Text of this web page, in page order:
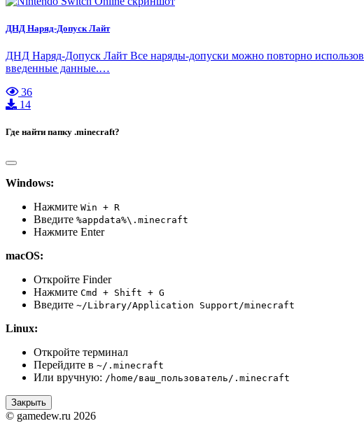
ДНД Наряд-Допуск Лайт
ДНД Наряд-Допуск Лайт Все наряды-допуски можно повторно
введенные данные.…
36
14
Где найти папку .minecraft?
Windows:
Нажмите Win + R
Введите %appdata%\.minecraft
Нажмите Enter
macOS:
Откройте Finder
Нажмите Cmd + Shift + G
Введите ~/Library/Application Support/minecraft
Linux:
Откройте терминал
Перейдите в ~/.minecraft
Или вручную: /home/ваш_пользователь/.minecraft
Закрыть
© gamedew.ru 2026